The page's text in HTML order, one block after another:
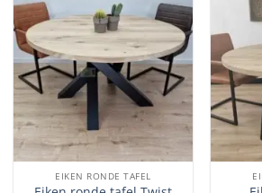
EIKEN RONDE TAFEL